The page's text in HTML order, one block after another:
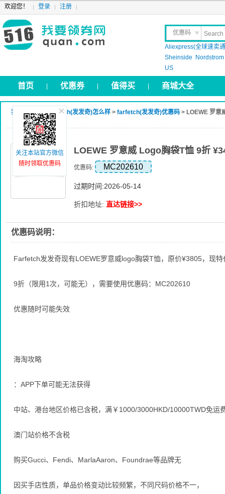
欢迎您！ 登录 注册
优惠码
晒 单
Aliexpress(全球速卖
Sheinside
US
首页 优惠券 值得买 商城大全
我要领券网 >farfetch(发发奇)怎么样 > farfetch(发发奇)优惠码 > LOEWE 罗意
LOEWE 罗意威 Logo胸袋T恤 9折
优惠码: MC202610
过期时间:2026-05-14
折扣地址: 直达链接>>
优惠码说明：
Farfetch发发奇现有LOEWE罗意威logo胸袋T恤，原价¥3805，现
9折（限用1次，可能无），需要使用优惠码：MC202610
优惠随时可能失效
海淘攻略
：APP下单可能无法获得
中站、港台地区价格已含税，满￥1000/3000HKD/10000TWD免运
澳门站价格不含税
购买Gucci、Fendi、MarlaAaron、Foundrae等品牌无
因买手店性质，单品价格变动比较频繁，不同尺码价格不一，
关注本站官方微信
随时领取优惠码